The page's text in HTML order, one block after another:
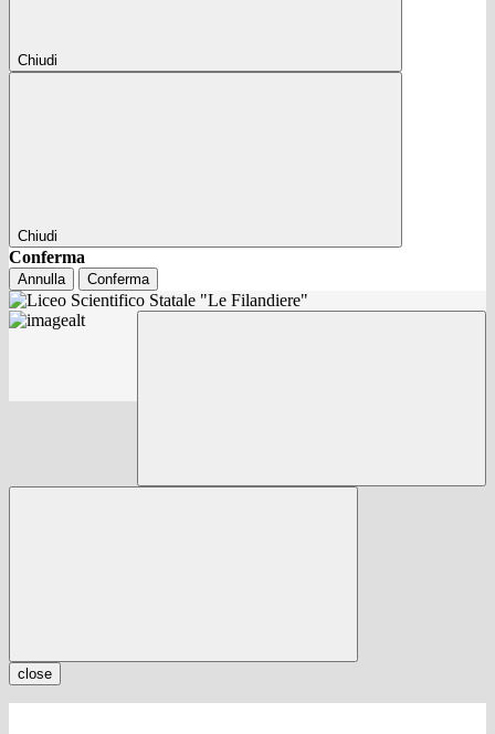
Chiudi
Chiudi
Conferma
Annulla Conferma
close